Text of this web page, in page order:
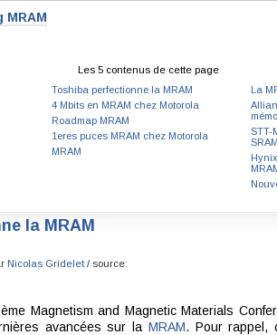
Les 5 contenus de cette page
Toshiba perfectionne la MRAM
4 Mbits en MRAM chez Motorola
Roadmap MRAM
1eres puces MRAM chez Motorola
MRAM
La
STT-
la MRAM
Nicolas Gridelet/ source:
Magnetism and Magnetic Materials
avancées sur la MRAM. Pour rappel,